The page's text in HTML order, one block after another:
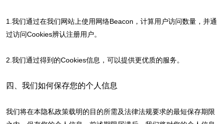
1.我们通过在我们网站上使用网络Beacon，计算用户访问数量，并通
过访问Cookies辨认注册用户。
2.我们通过得到的Cookies信息，可以提供更优质的服务。
四、我们如何保存您的个人信息
我们将在本隐私政策载明的目的所需及法律法规要求的最短保存期限